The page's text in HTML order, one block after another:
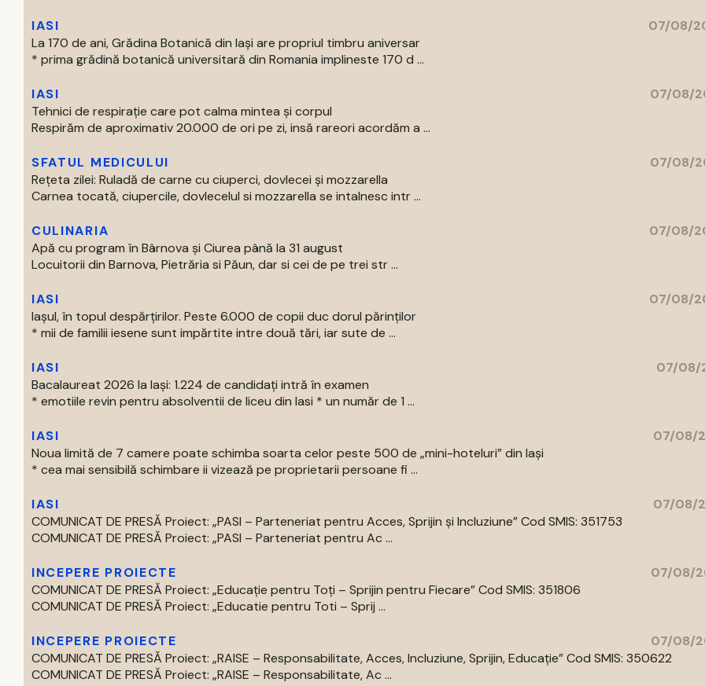
IASI
07/08/
La 170 de ani, Grădina Botanică din Iași are propriul timbru aniversar
* prima grădină botanică universitară din Romania implineste 170 d ...
IASI
07/08/
Tehnici de respirație care pot calma mintea și corpul
Respirăm de aproximativ 20.000 de ori pe zi, insă rareori acordăm a ...
SFATUL MEDICULUI
07/08/
Rețeta zilei: Ruladă de carne cu ciuperci, dovlecei și mozzarella
Carnea tocată, ciupercile, dovlecelul si mozzarella se intalnesc intr ...
CULINARIA
07/08/
Apă cu program în Bârnova și Ciurea până la 31 august
Locuitorii din Barnova, Pietrăria si Păun, dar si cei de pe trei str ...
IASI
07/08/
Iașul, în topul despărțirilor. Peste 6.000 de copii duc dorul părinților
* mii de familii iesene sunt impărtite intre două tări, iar sute de ...
IASI
07/08/
Bacalaureat 2026 la Iași: 1.224 de candidați intră în examen
* emotiile revin pentru absolventii de liceu din Iasi * un număr de 1 ...
IASI
07/08/
Noua limită de 7 camere poate schimba soarta celor peste 500 de „mini-hoteluri” din Iași
* cea mai sensibilă schimbare ii vizează pe proprietarii persoane fi ...
IASI
07/08/
COMUNICAT DE PRESĂ Proiect: „PASI – Parteneriat pentru Acces, Sprijin și Incluziune” Cod SMIS: 351753
COMUNICAT DE PRESĂ Proiect: „PASI – Parteneriat pentru Ac ...
INCEPERE PROIECTE
07/08/
COMUNICAT DE PRESĂ Proiect: „Educație pentru Toți – Sprijin pentru Fiecare” Cod SMIS: 351806
COMUNICAT DE PRESĂ Proiect: „Educatie pentru Toti – Sprij ...
INCEPERE PROIECTE
07/08/
COMUNICAT DE PRESĂ Proiect: „RAISE – Responsabilitate, Acces, Incluziune, Sprijin, Educație” Cod SMIS: 350622
COMUNICAT DE PRESĂ Proiect: „RAISE – Responsabilitate, Ac ...